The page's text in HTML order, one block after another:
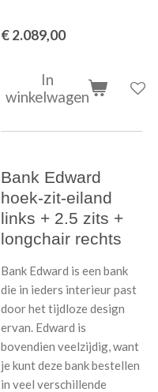
€ 2.089,00
In
winkelwagen
Bank Edward
hoek-zit-eiland
links + 2.5 zits +
longchair rechts
Bank Edward is een bank
die in ieders interieur past
door het tijdloze design
ervan. Edward is
bovendien veelzijdig, want
je kunt deze bank bestellen
in veel verschillende